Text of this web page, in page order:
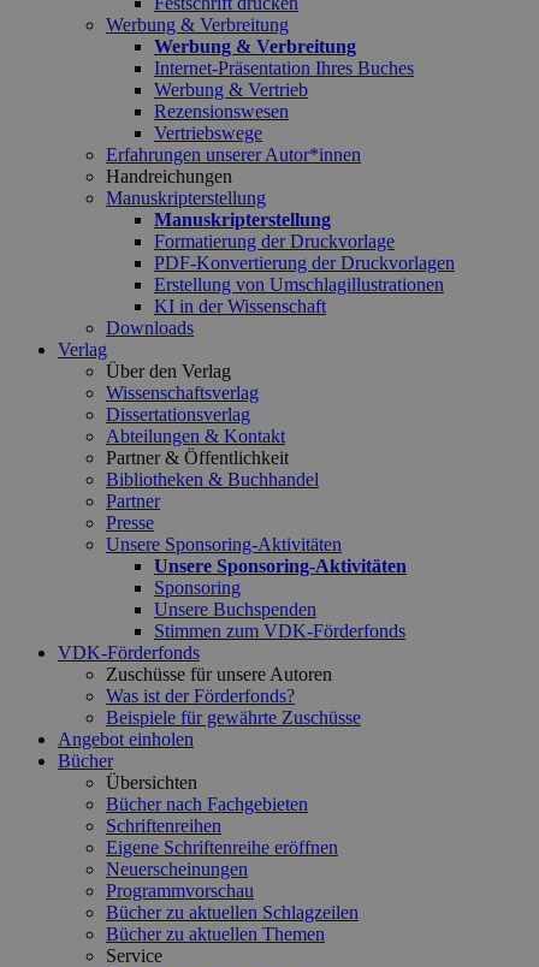
Werbung & Verbreitung
Werbung & Verbreitung
Internet-Präsentation Ihres Buches
Werbung & Vertrieb
Rezensionswesen
Vertriebswege
Erfahrungen unserer Autor*innen
Handreichungen
Manuskripterstellung
Manuskripterstellung
Formatierung der Druckvorlage
PDF-Konvertierung der Druckvorlagen
Erstellung von Umschlagillustrationen
KI in der Wissenschaft
Downloads
Verlag
Über den Verlag
Wissenschaftsverlag
Dissertationsverlag
Abteilungen & Kontakt
Partner & Öffentlichkeit
Bibliotheken & Buchhandel
Partner
Presse
Unsere Sponsoring-Aktivitäten
Unsere Sponsoring-Aktivitäten
Sponsoring
Unsere Buchspenden
Stimmen zum VDK-Förderfonds
VDK-Förderfonds
Zuschüsse für unsere Autoren
Was ist der Förderfonds?
Beispiele für gewährte Zuschüsse
Angebot einholen
Bücher
Übersichten
Bücher nach Fachgebieten
Schriftenreihen
Eigene Schriftenreihe eröffnen
Neuerscheinungen
Programmvorschau
Bücher zu aktuellen Schlagzeilen
Bücher zu aktuellen Themen
Service